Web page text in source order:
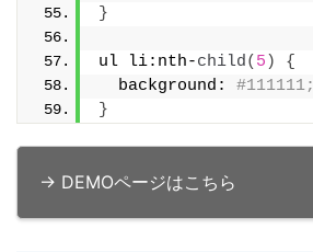
}
ul li:nth-child( 5 )
{
  background:
#111111;
}
→ DEMOページはこちら